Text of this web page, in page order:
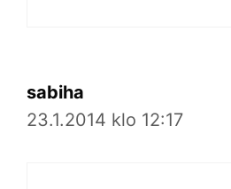
sabiha
23.1.2014 klo 12:17